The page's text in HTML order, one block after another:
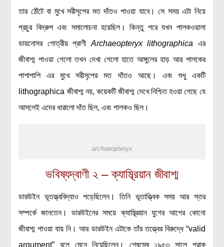
সামাজিক বিজ্ঞান
নৃবিজ্ঞান
বিজ্ঞানীদের কথা
অন্যান্য
তার ঠোঁটে বা মুখে সরীসৃপের মত দাঁতও পাওয়া যাবে। সে সময় এটা নিয়ে
প্রচুর বিদ্রুপ এবং সমালোচনা হয়েছিল। কিন্তু পরে যখন পালকওয়ালা
ডায়নোসর গোত্রীয় প্রাণী Archaeopteryx lithographica এর
জীবাশ্ম পাওয়া গেলো তখন দেখা গেলো হাতে আঙ্গুলের হাড় আর পালকের
পাশাপাশি এর মুখে সরীসৃপের মত দাঁতও আছে। এবং শুধু একটি
lithographica জীবাশ্ম নয়, কয়েকটি জীবাশ্ম দেখে নিশ্চিত হওয়া গেছে যে
আসলেই এদের ধারালো দাঁত ছিল, এবং পালকও ছিল।
archaeopteryx
ভবিষ্যদ্বাণী ২ – ক্যাম্ব্রিয়ান জীবাশ্ম
ডারউইন ভূতত্ত্ববিদ্যাও পড়েছিলেন। তিনি ভূতাত্ত্বিক সময় আর স্তর
সম্পর্কে জানতেন। ডারউইনের সময়ে ক্যাম্ব্রিয়ান যুগের আগের কোনো
জীবাশ্ম পাওয়া যায় নি। আর ডারউইন এটাকে তাঁর তত্ত্বের বিরুদ্ধে “valid
argument” বলে মেনে নিয়েছিলেন। শেষমেষ ১৯৫৩ সালে প্রাক